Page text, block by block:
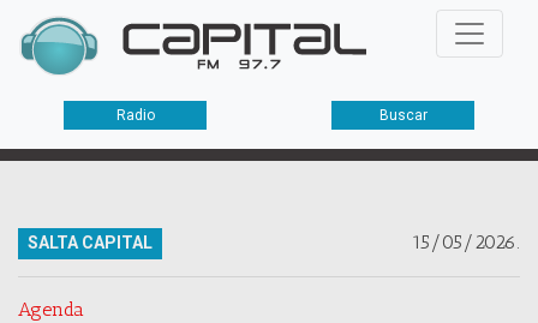
Radio Buscar
15/05/2026.
SALTA CAPITAL
Agenda